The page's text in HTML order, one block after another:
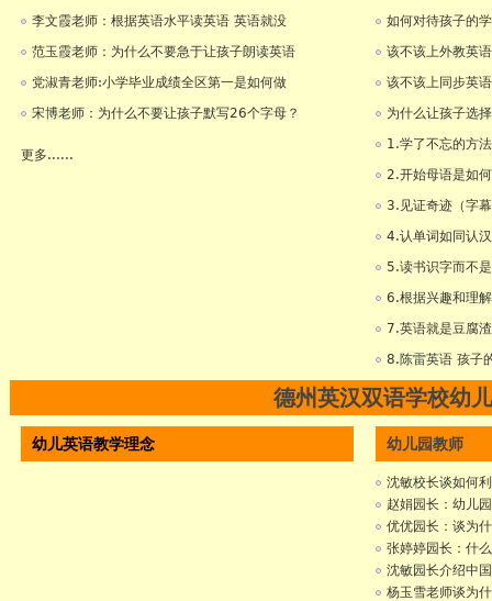
李文霞老师：根据英语水平读英语 英语就没
范玉霞老师：为什么不要急于让孩子朗读英语
党淑青老师:小学毕业成绩全区第一是如何做
宋博老师：为什么不要让孩子默写26个字母？
更多......
如何对待孩子的
该不该上外教英
该不该上同步英
为什么让孩子选
1.学了不忘的方
2.开始母语是如
3.见证奇迹（字
4.认单词如同认
5.读书识字而不
6.根据兴趣和理
7.英语就是豆腐
8.陈雷英语 孩子
德州英汉双语学校幼
幼儿英语教学理念 幼儿园教师
沈敏校长谈如何
赵娟园长：幼儿
优优园长：谈为
张婷婷园长：什
沈敏园长介绍中
杨玉雪老师谈为